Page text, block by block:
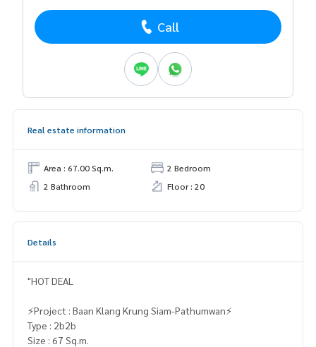
Call
Real estate information
Area : 67.00 Sq.m.
2 Bedroom
2 Bathroom
Floor : 20
Details
"HOT DEAL
⚡️Project : Baan Klang Krung Siam-Pathumwan⚡️
Type : 2b2b
Size : 67 Sq.m.